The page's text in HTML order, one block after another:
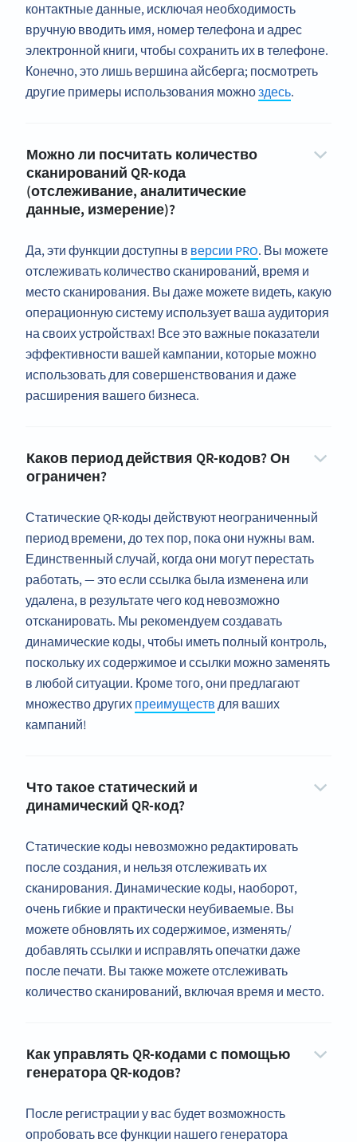
контактные данные, исключая необходимость
вручную вводить имя, номер телефона и адрес
электронной книги, чтобы сохранить их в телефоне.
Конечно, это лишь вершина айсберга; посмотреть
другие примеры использования можноздесь.
Можно ли посчитать количество
сканирований QR-кода
(отслеживание, аналитические
данные, измерение)?
Да, эти функции доступны в версии PRO. Вы можете
отслеживать количество сканирований, время и
место сканирования. Вы даже можете видеть, какую
операционную систему использует ваша аудитория
на своих устройствах! Все это важные показатели
эффективности вашей кампании, которые можно
использовать для совершенствования и даже
расширения вашего бизнеса.
Каков период действия QR-кодов? Он
ограничен?
Статические QR-коды действуют неограниченный
период времени, до тех пор, пока они нужны вам.
Единственный случай, когда они могут перестать
работать, — это если ссылка была изменена или
удалена, в результате чего код невозможно
отсканировать. Мы рекомендуем создавать
динамические коды, чтобы иметь полный контроль,
поскольку их содержимое и ссылки можно заменять
в любой ситуации. Кроме того, они предлагают
множество других преимуществ для ваших
кампаний!
Что такое статический и
динамический QR-код?
Статические коды невозможно редактировать
после создания, и нельзя отслеживать их
сканирования. Динамические коды, наоборот,
очень гибкие и практически неубиваемые. Вы
можете обновлять их содержимое, изменять/
добавлять ссылки и исправлять опечатки даже
после печати. Вы также можете отслеживать
количество сканирований, включая время и место.
Как управлять QR-кодами с помощью
генератора QR-кодов?
После регистрации у вас будет возможность
опробовать все функции нашего генератора